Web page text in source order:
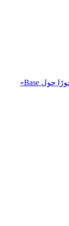
سيصبح تطبيق Base التابع لـ Coinbase «أقل تمحورًا حول Base»